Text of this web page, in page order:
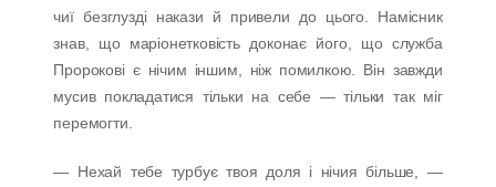
чиї безглузді накази й привели до цього. Намісник
знав, що маріонетковість доконає його, що служба
Пророкові є нічим іншим, ніж помилкою. Він завжди
мусив покладатися тільки на себе — тільки так міг
перемогти.
— Нехай тебе турбує твоя доля і нічия більше, —